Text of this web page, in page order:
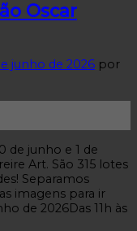
Oscar
junho de 2026 por
de junho e 1 de
Art. São 315 lotes
Separamos
imagens para ir
de 2026Das 11h às